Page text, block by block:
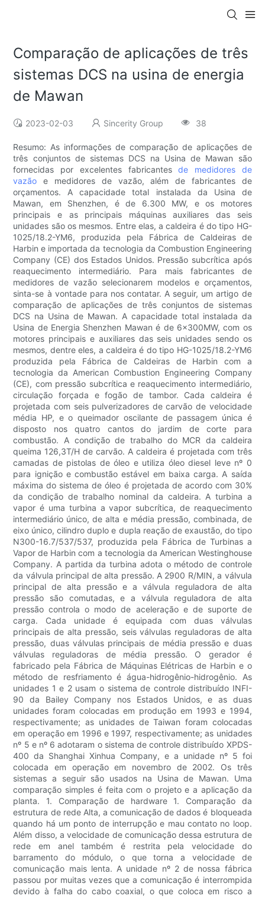
Comparação de aplicações de três
sistemas DCS na usina de energia
de Mawan
2023-02-03 Sincerity Group 38
Resumo: As informações de comparação de aplicações de
três conjuntos de sistemas DCS na Usina de Mawan são
fornecidas por excelentes fabricantesde medidores de
vazão e medidores de vazão, além de fabricantes de
orçamentos. A capacidade total instalada da Usina de
Mawan, em Shenzhen, é de 6.300 MW, e os motores
principais e as principais máquinas auxiliares das seis
unidades são os mesmos. Entre elas, a caldeira é do tipo HG-
1025/18.2-YM6, produzida pela Fábrica de Caldeiras de
Harbin e importada da tecnologia da Combustion Engineering
Company (CE) dos Estados Unidos. Pressão subcrítica após
reaquecimento intermediário. Para mais fabricantes de
medidores de vazão selecionarem modelos e orçamentos,
sinta-se à vontade para nos contatar. A seguir, um artigo de
comparação de aplicações de três conjuntos de sistemas
DCS na Usina de Mawan. A capacidade total instalada da
Usina de Energia Shenzhen Mawan é de 6×300MW, com os
motores principais e auxiliares das seis unidades sendo os
mesmos, dentre eles, a caldeira é do tipo HG-1025/18.2-YM6
produzida pela Fábrica de Caldeiras de Harbin com a
tecnologia da American Combustion Engineering Company
(CE), com pressão subcrítica e reaquecimento intermediário,
circulação forçada e fogão de tambor. Cada caldeira é
projetada com seis pulverizadores de carvão de velocidade
média HP, e o queimador oscilante de passagem única é
disposto nos quatro cantos do jardim de corte para
combustão. A condição de trabalho do MCR da caldeira
queima 126,3T/H de carvão. A caldeira é projetada com três
camadas de pistolas de óleo e utiliza óleo diesel leve nº 0
para ignição e combustão estável em baixa carga. A saída
máxima do sistema de óleo é projetada de acordo com 30%
da condição de trabalho nominal da caldeira. A turbina a
vapor é uma turbina a vapor subcrítica, de reaquecimento
intermediário único, de alta e média pressão, combinada, de
eixo único, cilindro duplo e dupla reação de exaustão, do tipo
N300-16.7/537/537, produzida pela Fábrica de Turbinas a
Vapor de Harbin com a tecnologia da American Westinghouse
Company. A partida da turbina adota o método de controle
da válvula principal de alta pressão. A 2900 R/MIN, a válvula
principal de alta pressão e a válvula reguladora de alta
pressão são comutadas, e a válvula reguladora de alta
pressão controla o modo de aceleração e de suporte de
carga. Cada unidade é equipada com duas válvulas
principais de alta pressão, seis válvulas reguladoras de alta
pressão, duas válvulas principais de média pressão e duas
válvulas reguladoras de média pressão. O gerador é
fabricado pela Fábrica de Máquinas Elétricas de Harbin e o
método de resfriamento é água-hidrogênio-hidrogênio. As
unidades 1 e 2 usam o sistema de controle distribuído INFI-
90 da Bailey Company nos Estados Unidos, e as duas
unidades foram colocadas em produção em 1993 e 1994,
respectivamente; as unidades de Taiwan foram colocadas
em operação em 1996 e 1997, respectivamente; as unidades
nº 5 e nº 6 adotaram o sistema de controle distribuído XPDS-
400 da Shanghai Xinhua Company, e a unidade nº 5 foi
colocada em operação em novembro de 2002. Os três
sistemas a seguir são usados ​​na Usina de Mawan. Uma
comparação simples é feita com o projeto e a aplicação da
planta. 1. Comparação de hardware 1. Comparação da
estrutura de rede Alta, a comunicação de dados é bloqueada
quando há um ponto de interrupção e mau contato no loop.
Além disso, a velocidade de comunicação dessa estrutura de
rede em anel também é restrita pela velocidade do
barramento do módulo, o que torna a velocidade de
comunicação mais lenta. A unidade nº 2 de nossa fábrica
passou por muitas vezes que a comunicação é interrompida
devido à falha do cabo coaxial, o que coloca em risco a